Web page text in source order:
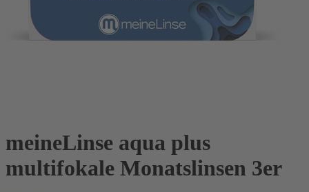
meineLinse aqua plus
multifokale Monatslinsen 3er